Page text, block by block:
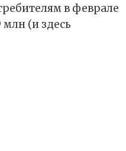
в феврале
(и здесь